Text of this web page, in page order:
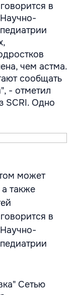
в
чем астма.
сообщать
- отметил
SCRI. Одно
может
также
в
Сетью